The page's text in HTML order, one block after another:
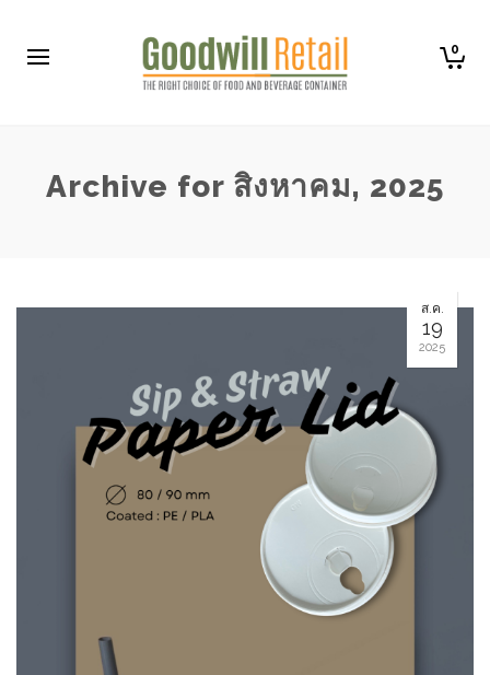
0
Archive for สิงหาคม, 2025
ส.ค.
19
2025